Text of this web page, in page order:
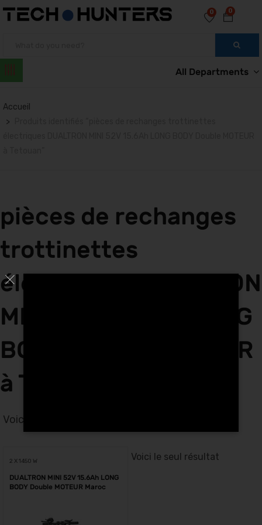
0
0
All Departments
Accueil
pièces de rechanges
trottinettes
électriques DUALTRON
MINI 52V 15.6Ah LONG
BODY Double MOTEUR
à Tetouan
Voici le seul résultat
2 X 1450 W
DUALTRON MINI 52V 15.6Ah LONG
BODY Double MOTEUR Maroc
Voici le seul résultat